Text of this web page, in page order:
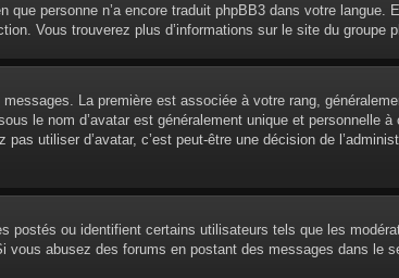
personne n’a encore traduit phpBB3 dans votre langue.
Vous trouverez plus d’informations sur le site du groupe
La première est associée à votre rang,
le nom d’avatar est généralement unique et personnelle à
utiliser d’avatar, c’est peut-être une décision de
postés ou identifient certains utilisateurs tels que les
vous abusez des forums en postant des messages dans le